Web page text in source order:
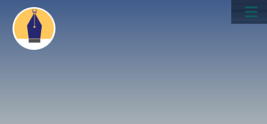
Pasar
contenido
principal